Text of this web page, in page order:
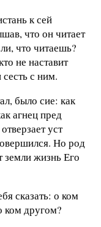
к сей
что он читает
что читаешь?
не наставит
с ним.
было сие: как
агнец пред
уст
Но род
земли жизнь Его
сказать: о ком
ком другом?